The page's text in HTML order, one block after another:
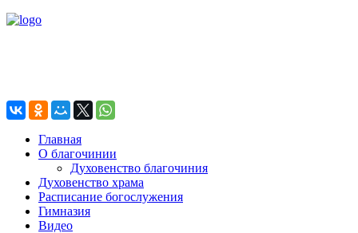
Главная
О благочинии
Духовенство благочиния
Духовенство храма
Расписание богослужения
Гимназия
Видео